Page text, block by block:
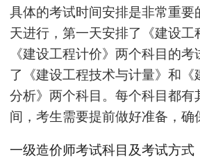
具体的考试时间安排是非常重要
天进行，第一天安排了《建设工
《建设工程计价》两个科目的
了《建设工程技术与计量》和《
分析》两个科目。每个科目都有
间，考生需要提前做好准备，确
一级造价师考试科目及考试方式